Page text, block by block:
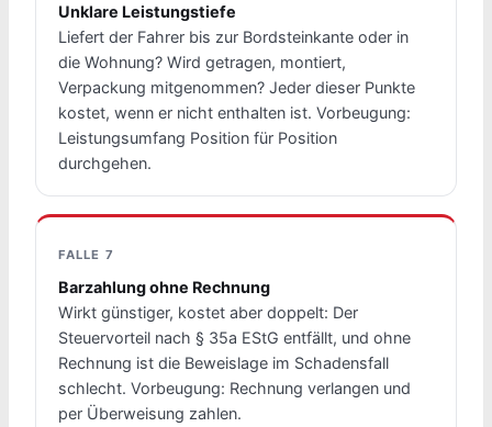
Unklare Leistungstiefe
Liefert der Fahrer bis zur Bordsteinkante oder in
die Wohnung? Wird getragen, montiert,
Verpackung mitgenommen? Jeder dieser Punkte
kostet, wenn er nicht enthalten ist. Vorbeugung:
Leistungsumfang Position für Position
durchgehen.
FALLE 7
Barzahlung ohne Rechnung
Wirkt günstiger, kostet aber doppelt: Der
Steuervorteil nach § 35a EStG entfällt, und ohne
Rechnung ist die Beweislage im Schadensfall
schlecht. Vorbeugung: Rechnung verlangen und
per Überweisung zahlen.